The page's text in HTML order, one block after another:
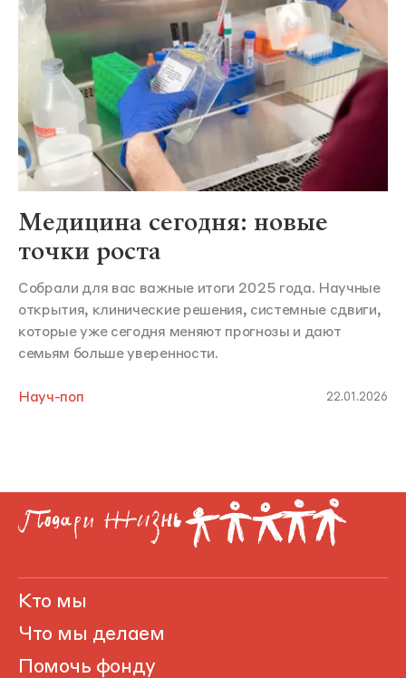
Медицина сегодня: новые
точки роста
Собрали для вас важные итоги 2025 года. Научные
открытия, клинические решения, системные сдвиги,
которые уже сегодня меняют прогнозы и дают
семьям больше уверенности.
Науч-поп 22.01.2026
Кто мы
Что мы делаем
Помочь фонду